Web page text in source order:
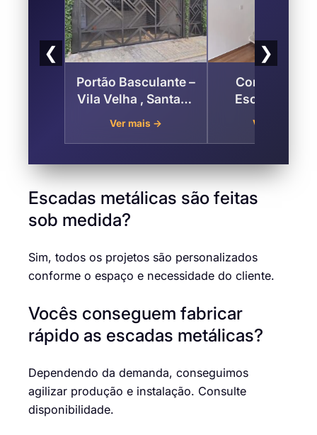
❮
Portão Basculante –
Vila Velha , Santana
de Parnaíba
Ver mais →
Corrimão
Escada na
Ver mais →
❯
Escadas metálicas são feitas
sob medida?
Sim, todos os projetos são personalizados
conforme o espaço e necessidade do cliente.
Vocês conseguem fabricar
rápido as escadas metálicas?
Dependendo da demanda, conseguimos
agilizar produção e instalação. Consulte
disponibilidade.